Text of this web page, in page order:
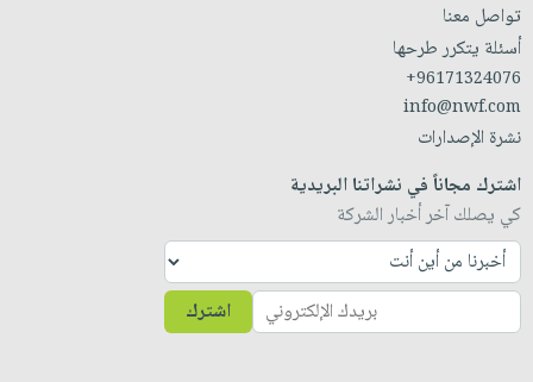
تواصل معنا
أسئلة يتكرر طرحها
+96171324076
info@nwf.com
نشرة الإصدارات
اشترك مجاناً في نشراتنا البريدية
كي يصلك آخر أخبار الشركة
اشترك